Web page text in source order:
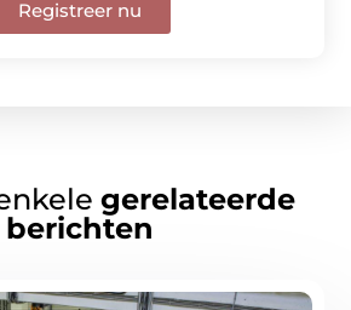
Registreer nu
gerelateerde
berichten